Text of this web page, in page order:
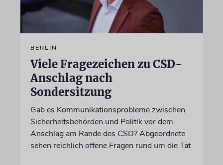
BERLIN
Viele Fragezeichen zu CSD-
Anschlag nach
Sondersitzung
Gab es Kommunikationsprobleme zwischen
Sicherheitsbehörden und Politik vor dem
Anschlag am Rande des CSD? Abgeordnete
sehen reichlich offene Fragen rund um die Tat